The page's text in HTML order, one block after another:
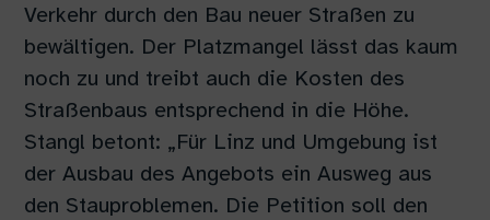
Verkehr durch den Bau neuer Straßen zu
bewältigen. Der Platzmangel lässt das kaum
noch zu und treibt auch die Kosten des
Straßenbaus entsprechend in die Höhe.
Stangl betont: „Für Linz und Umgebung ist
der Ausbau des Angebots ein Ausweg aus
den Stauproblemen. Die Petition soll den